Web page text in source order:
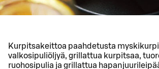
Kurpitsakeittoa paahdetusta
valkosipuliöljyä, grillattua kurpitsaa,
ruohosipulia ja grillattua